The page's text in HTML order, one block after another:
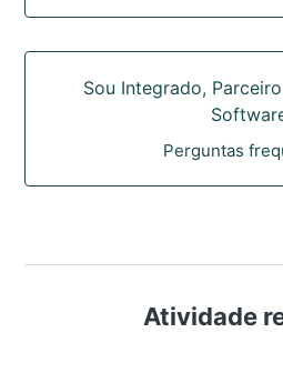
Sou Integrado,
Perguntas
Atividade